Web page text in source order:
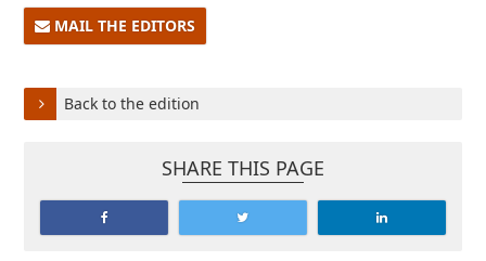
MAIL THE EDITORS
Back to the edition
SHARE THIS PAGE